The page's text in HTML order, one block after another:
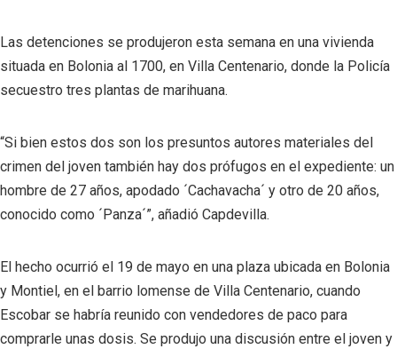
Las detenciones se produjeron esta semana en una vivienda
situada en Bolonia al 1700, en Villa Centenario, donde la Policía
secuestro tres plantas de marihuana.
“Si bien estos dos son los presuntos autores materiales del
crimen del joven también hay dos prófugos en el expediente: un
hombre de 27 años, apodado ´Cachavacha´ y otro de 20 años,
conocido como ´Panza´”, añadió Capdevilla.
El hecho ocurrió el 19 de mayo en una plaza ubicada en Bolonia
y Montiel, en el barrio lomense de Villa Centenario, cuando
Escobar se habría reunido con vendedores de paco para
comprarle unas dosis. Se produjo una discusión entre el joven y